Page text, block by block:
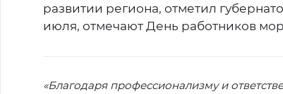
развитии региона, отметил
июля, отмечают День работников
«Благодаря профессионализму и